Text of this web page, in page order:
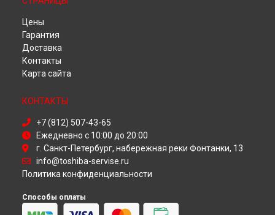
Ремонт телевизора 32E2533DG Toshiba в
Ремонт телевизора 32E2533DG Toshiba в
Ремонт телевизора 32E2533DG Toshiba в
Ремонт телевизора 32E2533DG Toshiba в
Ремонт телевизора 32E2533DG Toshiba в
Ремонт телевизора 32E2533DG Toshiba в
Цены
Гарантия
Доставка
Контакты
Карта сайта
КОНТАКТЫ
+7 (812) 507-43-65
Ежедневно с 10:00 до 20:00
г. Санкт-Петербург, набережная реки Фонтанки, 13
info@toshiba-servise.ru
Политика конфиденциальности
Способы оплаты